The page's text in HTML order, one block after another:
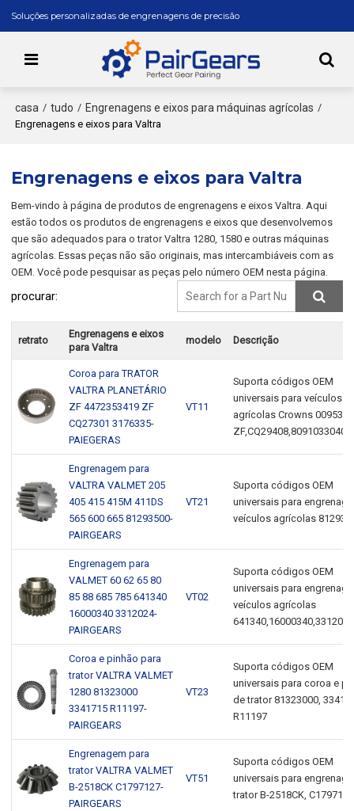
Soluções personalizadas de engrenagens de precisão
casa / tudo / Engrenagens e eixos para máquinas agrícolas /
Engrenagens e eixos para Valtra
Engrenagens e eixos para Valtra
Bem-vindo à página de produtos de engrenagens e eixos Valtra. Aqui
estão todos os produtos de engrenagens e eixos que desenvolvemos
que são adequados para o trator Valtra 1280, 1580 e outras máquinas
agrícolas. Essas peças não são originais, mas intercambiáveis com as
OEM. Você pode pesquisar as peças pelo número OEM nesta página.
procurar:
retrato
Engrenagens e eixos
para Valtra
modelo Descrição
Coroa para TRATOR
VALTRA PLANETÁRIO
ZF 4472353419 ZF
CQ27301 3176335-
PAIEGERAS
VT11
Suporta códigos OEM
universais para veículos
agrícolas Crowns
Engrenagem para
VALTRA VALMET 205
405 415 415M 411DS
565 600 665 81293500-
PAIRGEARS
VT21
Suporta códigos OEM
universais para
veículos agrícolas
Engrenagem para
VALMET 60 62 65 80
85 88 685 785 641340
16000340 3312024-
PAIRGEARS
VT02
Suporta códigos OEM
universais para
veículos agrícolas
641340,16000340,3312024
Coroa e pinhão para
trator VALTRA VALMET
1280 81323000
3341715 R11197-
PAIRGEARS
VT23
Suporta códigos OEM
universais para coroa e
de trator 81323000,
R11197
Engrenagem para
trator VALTRA VALMET
B-2518CK C1797127-
PAIRGEARS
VT51
Suporta códigos OEM
universais para
trator B-2518CK, C1797127